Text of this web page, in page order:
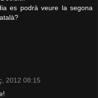
es podrà veure la segona
2012 08:15